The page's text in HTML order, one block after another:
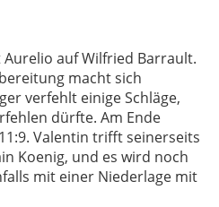
auf Wilfried Barrault.
macht sich
verfehlt einige Schläge,
dürfte. Am Ende
Valentin trifft seinerseits
Koenig, und es wird noch
mit einer Niederlage mit